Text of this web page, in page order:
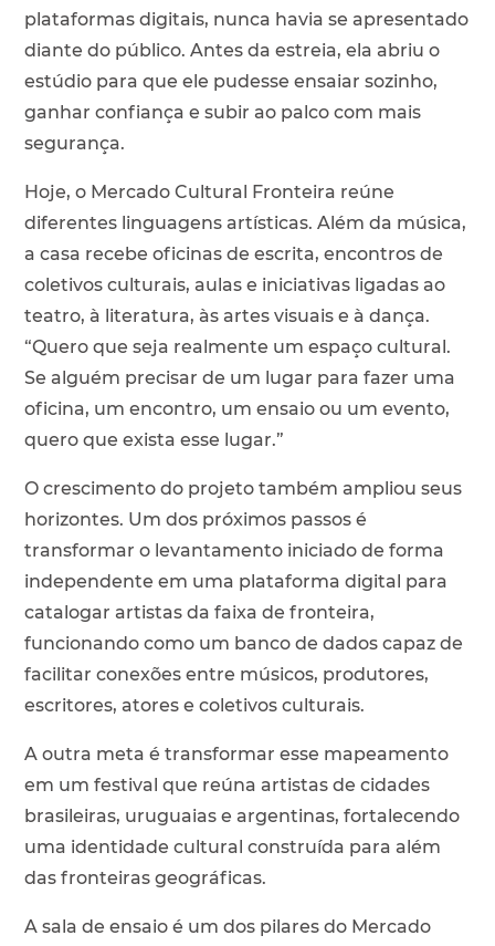
plataformas digitais, nunca havia se apresentado
diante do público. Antes da estreia, ela abriu o
estúdio para que ele pudesse ensaiar sozinho,
ganhar confiança e subir ao palco com mais
segurança.
Hoje, o Mercado Cultural Fronteira reúne
diferentes linguagens artísticas. Além da música,
a casa recebe oficinas de escrita, encontros de
coletivos culturais, aulas e iniciativas ligadas ao
teatro, à literatura, às artes visuais e à dança.
“Quero que seja realmente um espaço cultural.
Se alguém precisar de um lugar para fazer uma
oficina, um encontro, um ensaio ou um evento,
quero que exista esse lugar.”
O crescimento do projeto também ampliou seus
horizontes. Um dos próximos passos é
transformar o levantamento iniciado de forma
independente em uma plataforma digital para
catalogar artistas da faixa de fronteira,
funcionando como um banco de dados capaz de
facilitar conexões entre músicos, produtores,
escritores, atores e coletivos culturais.
A outra meta é transformar esse mapeamento
em um festival que reúna artistas de cidades
brasileiras, uruguaias e argentinas, fortalecendo
uma identidade cultural construída para além
das fronteiras geográficas.
A sala de ensaio é um dos pilares do Mercado